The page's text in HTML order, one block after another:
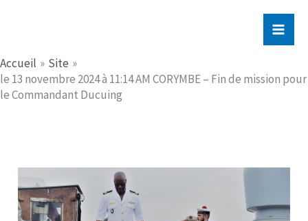
Accueil
Site
le 13 novembre 2024 à 11:14 AM CORYMBE – Fin de mission pour
le Commandant Ducuing​